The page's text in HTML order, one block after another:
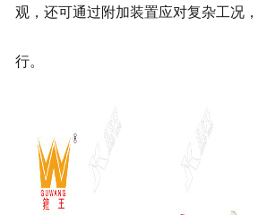
观，还可通过附加装置应对复杂工况
行。